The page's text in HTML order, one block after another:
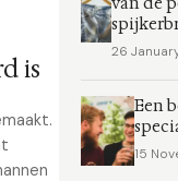
is
26
Een
15